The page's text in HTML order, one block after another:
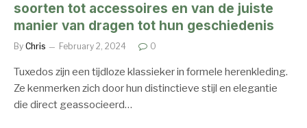
soorten tot accessoires en van de juiste
manier van dragen tot hun geschiedenis
By Chris February 2, 2024 0
Tuxedos zijn een tijdloze klassieker in formele herenkleding.
Ze kenmerken zich door hun distinctieve stijl en elegantie
die direct geassocieerd…